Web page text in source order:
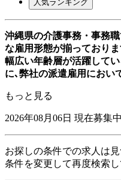
人気ランキング
沖縄県の介護事務・事務
な雇用形態が揃っており
幅広い年齢層が活躍して
に､弊社の派遣雇用におい
もっと見る
2026年08月06日 現在募集
お探しの条件での求人は
条件を変更して再度検索し